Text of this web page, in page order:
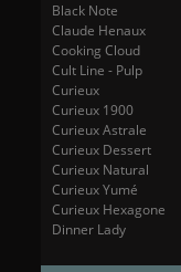
Black Note
Claude Henaux
Cooking Cloud
Cult Line - Pulp
Curieux
Curieux 1900
Curieux Astrale
Curieux Dessert
Curieux Natural
Curieux Yumé
Curieux Hexagone
Dinner Lady